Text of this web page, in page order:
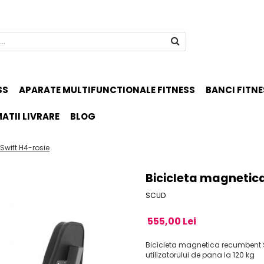
APARATE MULTIFUNCTIONALE FITNESS BANCI
LIVRARE BLOG
H4-rosie
Bicicleta
SCUD
555,00 Lei
Bicicleta magnetica recumbent
utilizatorului de pana la 120 kg